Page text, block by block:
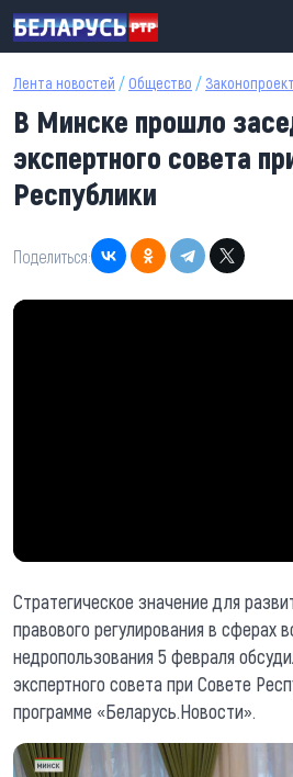
Перейти к основному содержанию
Лента новостей / Общество /
В Минске прошло
экспертного совета
Республики
Поделиться:
Стратегическое значение для
правового регулирования в сферах
недропользования 5 февраля
экспертного совета при Совете
программе «Беларусь.Новости».